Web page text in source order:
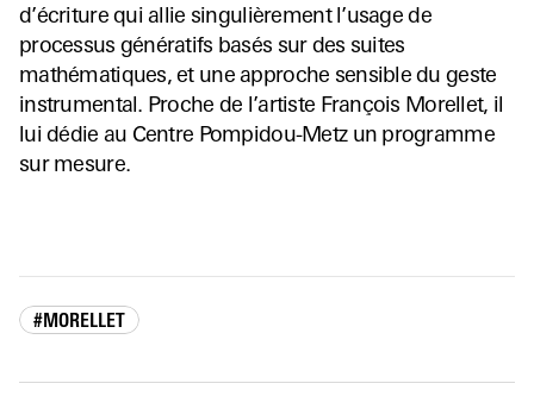
d’écriture qui allie singulièrement l’usage de
processus génératifs basés sur des suites
mathématiques, et une approche sensible du geste
instrumental. Proche de l’artiste François Morellet, il
lui dédie au Centre Pompidou-Metz un programme
sur mesure.
#MORELLET